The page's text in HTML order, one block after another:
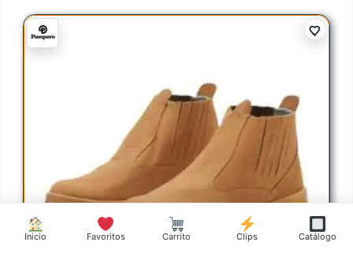
Inicio Favoritos Carrito Clips Catálogo